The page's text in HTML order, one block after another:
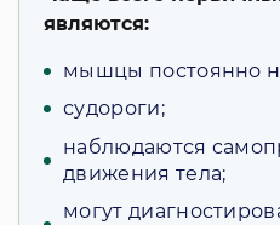
являются:
мышцы постоянно
судороги;
наблюдаются
движения тела;
могут